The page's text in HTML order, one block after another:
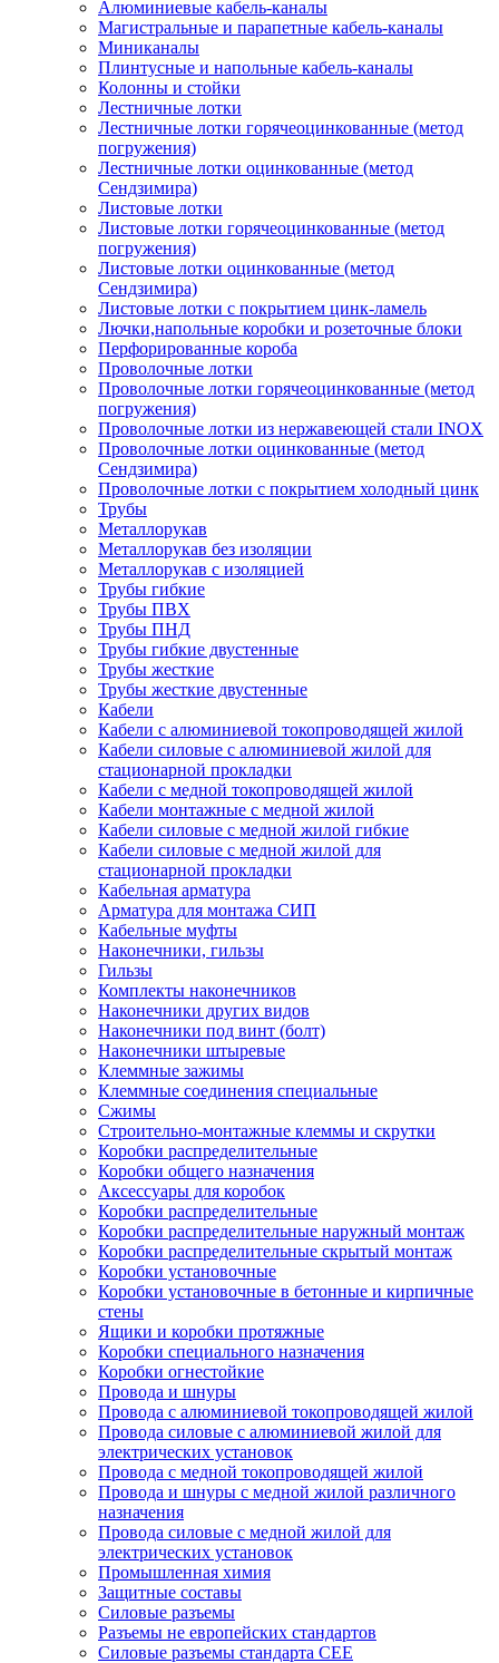
Алюминиевые кабель-каналы
Магистральные и парапетные кабель-каналы
Миниканалы
Плинтусные и напольные кабель-каналы
Колонны и стойки
Лестничные лотки
Лестничные лотки горячеоцинкованные (метод
погружения)
Лестничные лотки оцинкованные (метод
Сендзимира)
Листовые лотки
Листовые лотки горячеоцинкованные (метод
погружения)
Листовые лотки оцинкованные (метод
Сендзимира)
Листовые лотки с покрытием цинк-ламель
Лючки,напольные коробки и розеточные блоки
Перфорированные короба
Проволочные лотки
Проволочные лотки горячеоцинкованные (метод
погружения)
Проволочные лотки из нержавеющей стали INOX
Проволочные лотки оцинкованные (метод
Сендзимира)
Проволочные лотки с покрытием холодный цинк
Трубы
Металлорукав
Металлорукав без изоляции
Металлорукав с изоляцией
Трубы гибкие
Трубы ПВХ
Трубы ПНД
Трубы гибкие двустенные
Трубы жесткие
Трубы жесткие двустенные
Кабели
Кабели с алюминиевой токопроводящей жилой
Кабели силовые с алюминиевой жилой для
стационарной прокладки
Кабели с медной токопроводящей жилой
Кабели монтажные с медной жилой
Кабели силовые с медной жилой гибкие
Кабели силовые с медной жилой для
стационарной прокладки
Кабельная арматура
Арматура для монтажа СИП
Кабельные муфты
Наконечники, гильзы
Гильзы
Комплекты наконечников
Наконечники других видов
Наконечники под винт (болт)
Наконечники штыревые
Клеммные зажимы
Клеммные соединения специальные
Сжимы
Строительно-монтажные клеммы и скрутки
Коробки распределительные
Коробки общего назначения
Аксессуары для коробок
Коробки распределительные
Коробки распределительные наружный монтаж
Коробки распределительные скрытый монтаж
Коробки установочные
Коробки установочные в бетонные и кирпичные
стены
Ящики и коробки протяжные
Коробки специального назначения
Коробки огнестойкие
Провода и шнуры
Провода с алюминиевой токопроводящей жилой
Провода силовые с алюминиевой жилой для
электрических установок
Провода с медной токопроводящей жилой
Провода и шнуры с медной жилой различного
назначения
Провода силовые с медной жилой для
электрических установок
Промышленная химия
Защитные составы
Силовые разъемы
Разъемы не европейских стандартов
Силовые разъемы стандарта CEE